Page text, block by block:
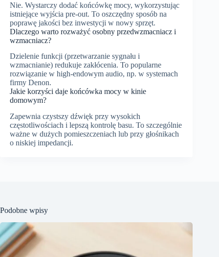
Nie. Wystarczy dodać końcówkę mocy, wykorzystując
istniejące wyjścia pre-out. To oszczędny sposób na
poprawę jakości bez inwestycji w nowy sprzęt.
Dlaczego warto rozważyć osobny przedwzmacniacz i
wzmacniacz?
Dzielenie funkcji (przetwarzanie sygnału i
wzmacnianie) redukuje zakłócenia. To popularne
rozwiązanie w high-endowym audio, np. w systemach
firmy Denon.
Jakie korzyści daje końcówka mocy w kinie
domowym?
Zapewnia czystszy dźwięk przy wysokich
częstotliwościach i lepszą kontrolę basu. To szczególnie
ważne w dużych pomieszczeniach lub przy głośnikach
o niskiej impedancji.
Podobne wpisy